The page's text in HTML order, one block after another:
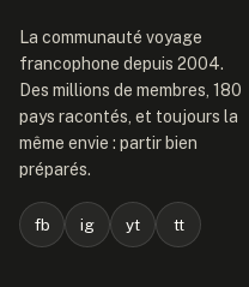
La communauté voyage
francophone depuis 2004.
Des millions de membres, 180
pays racontés, et toujours la
même envie : partir bien
préparés.
fb ig yt tt